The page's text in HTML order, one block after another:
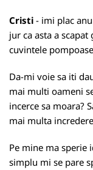
Cristi - imi plac
jur ca asta a
cuvintele
Da-mi voie sa iti
mai multi oameni
incerce sa moara?
mai multa
Pe mine ma sperie
simplu mi se pare